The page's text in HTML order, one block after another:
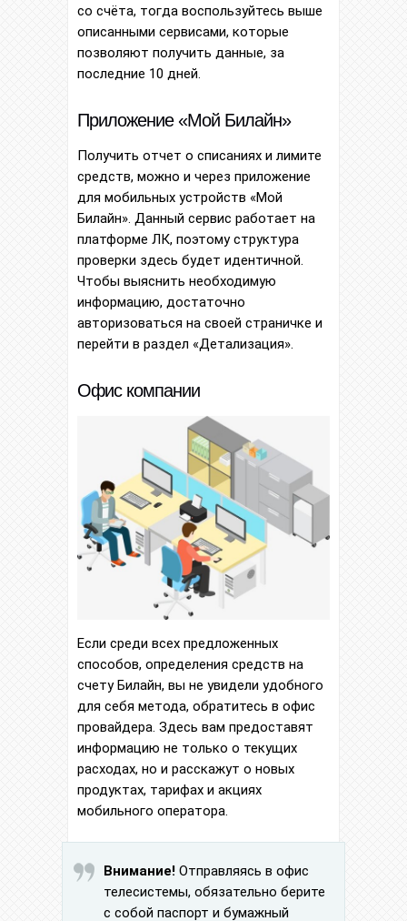
со счёта, тогда воспользуйтесь выше
описанными сервисами, которые
позволяют получить данные, за
последние 10 дней.
Приложение «Мой Билайн»
Получить отчет о списаниях и лимите
средств, можно и через приложение
для мобильных устройств «Мой
Билайн». Данный сервис работает на
платформе ЛК, поэтому структура
проверки здесь будет идентичной.
Чтобы выяснить необходимую
информацию, достаточно
авторизоваться на своей страничке и
перейти в раздел «Детализация».
Офис компании
Если среди всех предложенных
способов, определения средств на
счету Билайн, вы не увидели удобного
для себя метода, обратитесь в офис
провайдера. Здесь вам предоставят
информацию не только о текущих
расходах, но и расскажут о новых
продуктах, тарифах и акциях
мобильного оператора.
Внимание! Отправляясь в офис
телесистемы, обязательно берите
с собой паспорт и бумажный